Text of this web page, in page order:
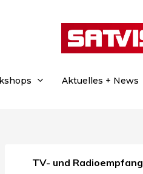
Aktuelles + News
TV- und Radioempfang